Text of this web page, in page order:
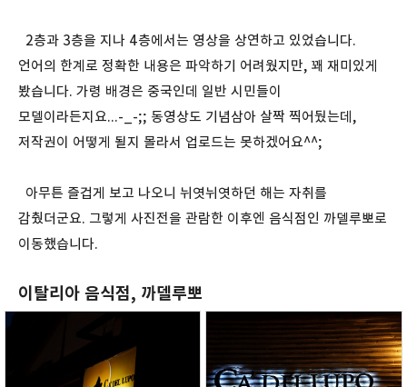
2층과 3층을 지나 4층에서는 영상을 상연하고 있었습니다.
언어의 한계로 정확한 내용은 파악하기 어려웠지만, 꽤 재미있게
봤습니다. 가령 배경은 중국인데 일반 시민들이
모델이라든지요...-_-;; 동영상도 기념삼아 살짝 찍어뒀는데,
저작권이 어떻게 될지 몰라서 업로드는 못하겠어요^^;
아무튼 즐겁게 보고 나오니 뉘엿뉘엿하던 해는 자취를
감췄더군요. 그렇게 사진전을 관람한 이후엔 음식점인 까델루뽀로
이동했습니다.
이탈리아 음식점, 까델루뽀